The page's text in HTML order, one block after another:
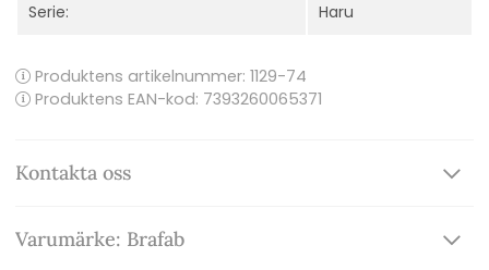
Serie: Haru
Produktens artikelnummer: 1129-74
Produktens EAN-kod: 7393260065371
Kontakta oss
Varumärke: Brafab